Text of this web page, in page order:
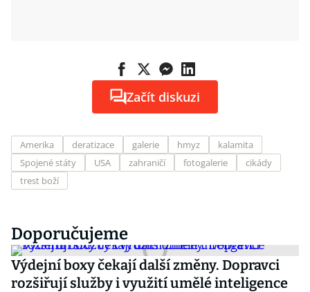
Začít diskuzi
Amerika deratizace galerie hmyz
kalamita
Spojené státy
USA zahraničí fotogalerie
cikády
trest boží
Doporučujeme
Výdejní boxy čekají další změny. Dopravci
rozšiřují služby i využití umělé inteligence